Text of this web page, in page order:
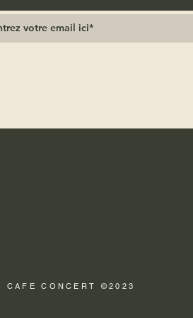
CAFE CONCERT ©2023